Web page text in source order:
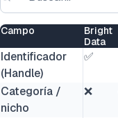
Campo
Bright
Data
Identificador
(Handle)
✅
Categoría /
nicho
❌